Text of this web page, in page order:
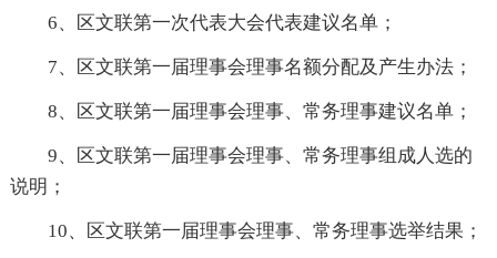
6、区文联第一次代表大会代表建议名单；
7、区文联第一届理事会理事名额分配及产生办法；
8、区文联第一届理事会理事、常务理事建议名单；
9、区文联第一届理事会理事、常务理事组成人选的
说明；
10、区文联第一届理事会理事、常务理事选举结果；